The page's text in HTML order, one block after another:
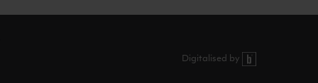
Digitalised by